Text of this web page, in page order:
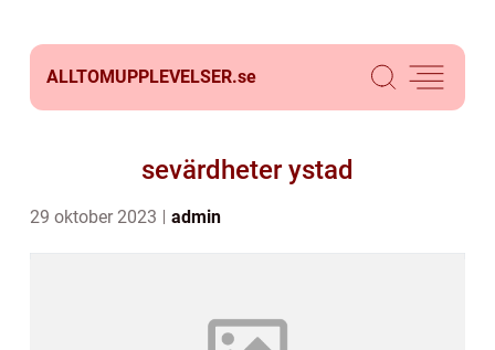
ALLTOMUPPLEVELSER.se
sevärdheter ystad
29 oktober 2023 admin